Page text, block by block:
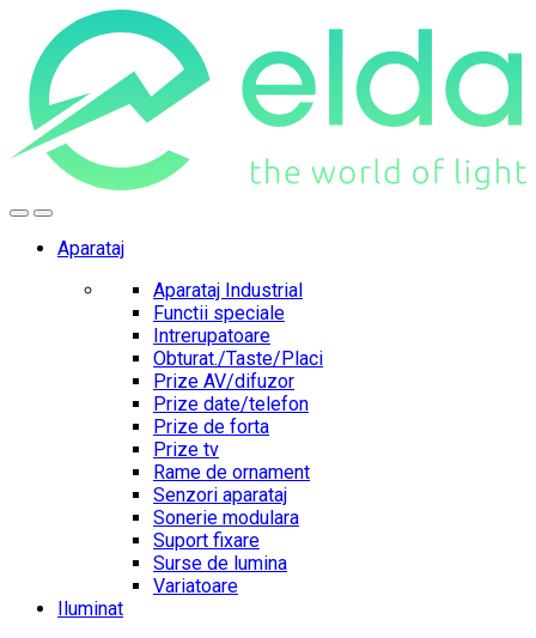
navigation
content
Aparataj
Aparataj Industrial
Functii speciale
Intrerupatoare
Obturat./Taste/Placi
Prize AV/difuzor
Prize date/telefon
Prize de forta
Prize tv
Rame de ornament
Senzori aparataj
Sonerie modulara
Suport fixare
Surse de lumina
Variatoare
Iluminat